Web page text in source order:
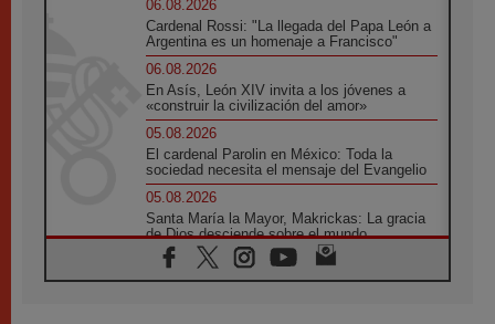
06.08.2026
Cardenal Rossi: "La llegada del Papa León a
Argentina es un homenaje a Francisco"
06.08.2026
En Asís, León XIV invita a los jóvenes a
«construir la civilización del amor»
05.08.2026
El cardenal Parolin en México: Toda la
sociedad necesita el mensaje del Evangelio
05.08.2026
Santa María la Mayor, Makrickas: La gracia
de Dios desciende sobre el mundo
05.08.2026
Cristianos y confucianos: Respeto y